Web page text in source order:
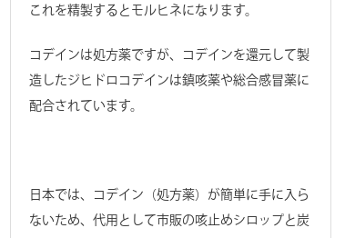
これを精製するとモルヒネになります。
コデインは処方薬ですが、コデインを還元して製
造したジヒドロコデインは鎮咳薬や総合感冒薬に
配合されています。
日本では、コデイン（処方薬）が簡単に手に入ら
ないため、代用として市販の咳止めシロップと炭